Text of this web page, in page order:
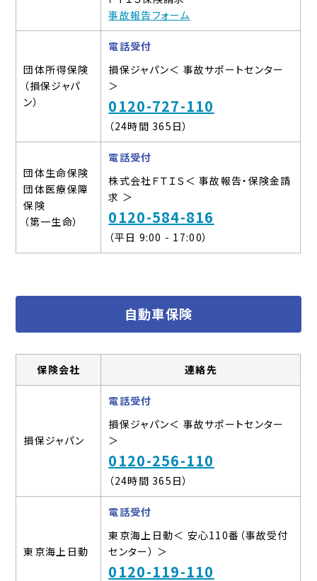
事故報告フォーム
団体所得保険
（損保ジャパ
ン）
電話受付
損保ジャパン＜ 事故サポートセンター
＞
0120-727-110
（24時間 365日）
団体生命保険
団体医療保障
保険
（第一生命）
電話受付
株式会社ＦＴＩＳ＜ 事故報告・保険金請
求 ＞
0120-584-816
（平日 9:00 - 17:00）
自動車保険
保険会社 連絡先
損保ジャパン
電話受付
損保ジャパン＜ 事故サポートセンター
＞
0120-256-110
（24時間 365日）
東京海上日動
電話受付
東京海上日動＜ 安心110番（事故受付
センター） ＞
0120-119-110